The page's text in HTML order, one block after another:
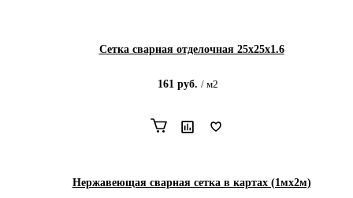
Сетка сварная отделочная 25х25х1.6
161 руб. / м2
Нержавеющая сварная сетка в картах (1мх2м)